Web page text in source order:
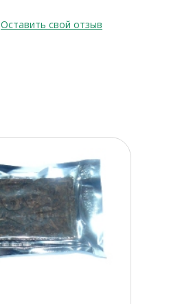
Оставить свой отзыв